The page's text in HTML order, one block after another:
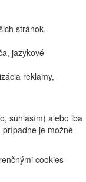
stránok,
jazykové
reklamy,
súhlasím) alebo iba
je možné
cookies